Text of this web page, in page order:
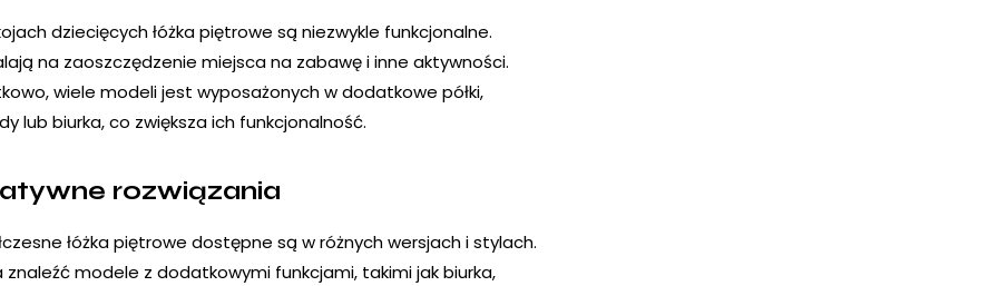
dziecięcych łóżka piętrowe są niezwykle funkcjonalne.
na zaoszczędzenie miejsca na zabawę i inne aktywności.
wiele modeli jest wyposażonych w dodatkowe półki,
lub biurka, co zwiększa ich funkcjonalność.
rozwiązania
łóżka piętrowe dostępne są w różnych wersjach i stylach.
znaleźć modele z dodatkowymi funkcjami, takimi jak biurka,